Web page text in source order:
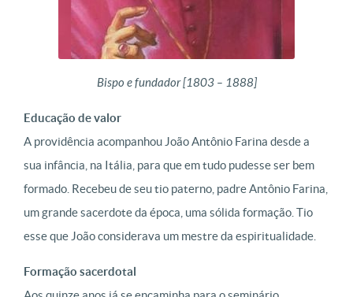
Bispo e fundador [1803 – 1888]
Educação de valor
A providência acompanhou João Antônio Farina desde a
sua infância, na Itália, para que em tudo pudesse ser bem
formado. Recebeu de seu tio paterno, padre Antônio Farina,
um grande sacerdote da época, uma sólida formação. Tio
esse que João considerava um mestre da espiritualidade.
Formação sacerdotal